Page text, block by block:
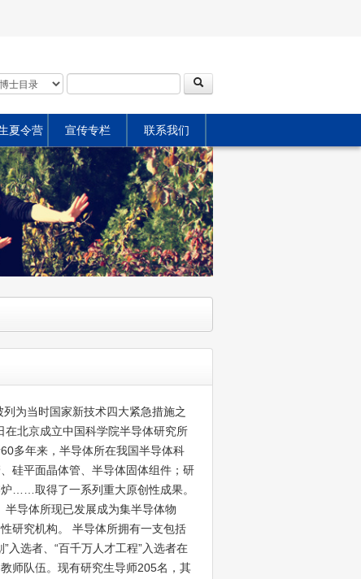
夏令营 宣传专栏 联系我们
为当时国家新技术四大紧急措施之
北京成立中国科学院半导体研究所
多年来，半导体所在我国半导体科
硅平面晶体管、半导体固体组件；研
……取得了一系列重大原创性成果。
导体所现已发展成为集半导体物
研究机构。 半导体所拥有一支包括
入选者、“百千万人才工程”入选者在
师队伍。现有研究生导师205名，其